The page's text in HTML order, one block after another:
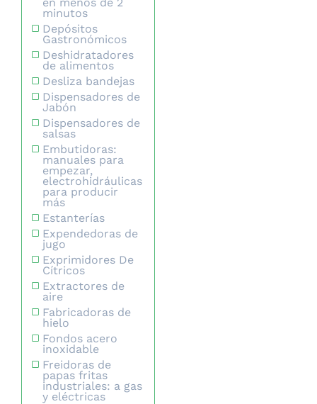
minutos
Depósitos
Gastronómicos
Deshidratadores
de alimentos
Desliza bandejas
Dispensadores de
Jabón
Dispensadores de
salsas
Embutidoras:
manuales para
empezar,
electrohidráulicas
para producir
más
Estanterías
Expendedoras de
jugo
Exprimidores De
Cítricos
Extractores de
aire
Fabricadoras de
hielo
Fondos acero
inoxidable
Freidoras de
papas fritas
industriales: a gas
y eléctricas